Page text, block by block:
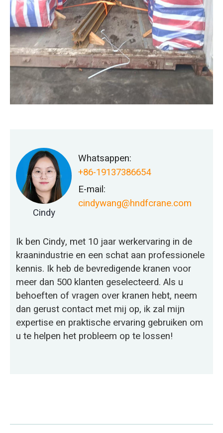
Cindy
Whatsappen:
+86-19137386654
E-mail:
cindywang@hndfcrane.com
Ik ben Cindy, met 10 jaar werkervaring in de
kraanindustrie en een schat aan professionele
kennis. Ik heb de bevredigende kranen voor
meer dan 500 klanten geselecteerd. Als u
behoeften of vragen over kranen hebt, neem
dan gerust contact met mij op, ik zal mijn
expertise en praktische ervaring gebruiken om
u te helpen het probleem op te lossen!